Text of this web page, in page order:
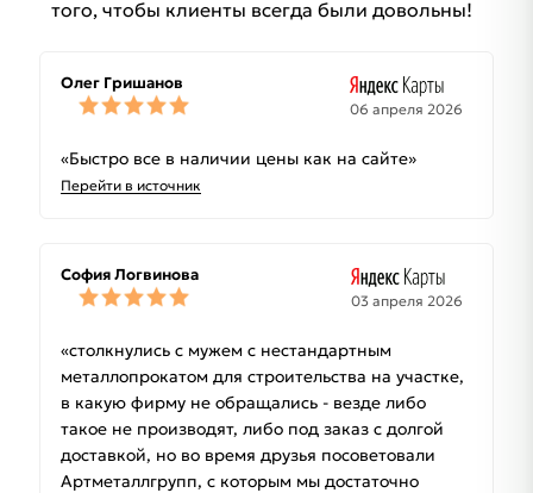
того, чтобы клиенты всегда были довольны!
Олег Гришанов
06 апреля 2026
«Быстро все в наличии цены как на сайте»
Перейти в источник
София Логвинова
03 апреля 2026
«столкнулись с мужем с нестандартным
металлопрокатом для строительства на участке,
в какую фирму не обращались - везде либо
такое не производят, либо под заказ с долгой
доставкой, но во время друзья посоветовали
Артметаллгрупп, с которым мы достаточно